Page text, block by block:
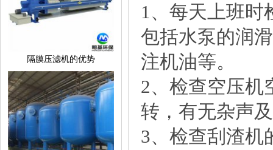
隔膜压滤机的优势
1、每天上班时
包括水泵的润
注机油等。
2、检查空压机
转，有无杂声
3、检查刮渣机